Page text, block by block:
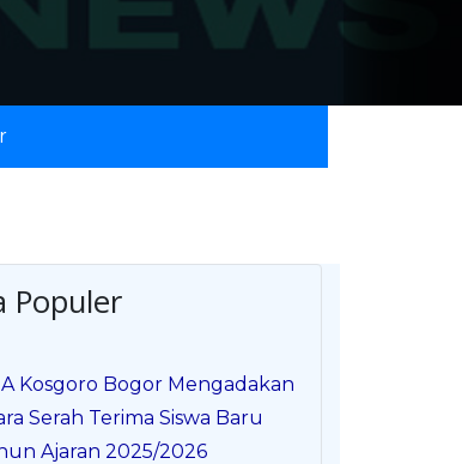
Populer
Kosgoro Bogor Mengadakan
Serah Terima Siswa Baru
Ajaran 2025/2026